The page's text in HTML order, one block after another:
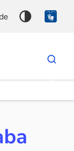
Dados
para
chave